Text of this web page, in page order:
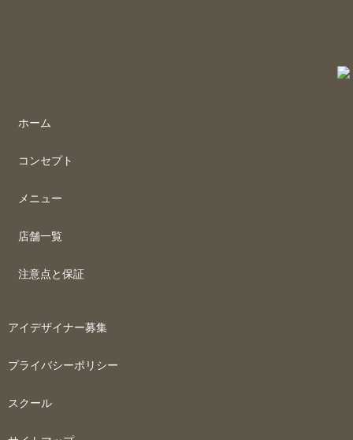
ホーム
コンセプト
メニュー
店舗一覧
注意点と保証
アイデザイナー募集
プライバシーポリシー
スクール